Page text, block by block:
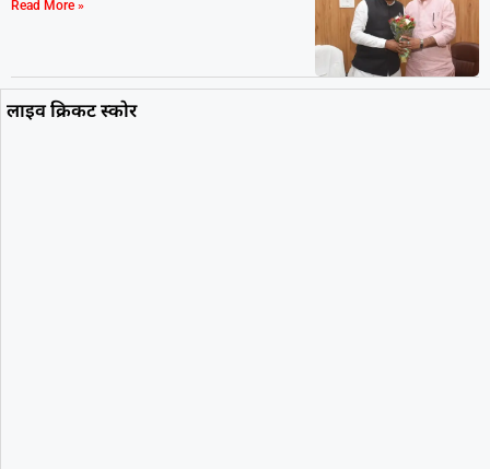
Read More »
लाइव क्रिकट स्कोर